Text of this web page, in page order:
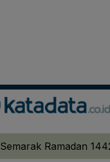
Semarak Ramadan